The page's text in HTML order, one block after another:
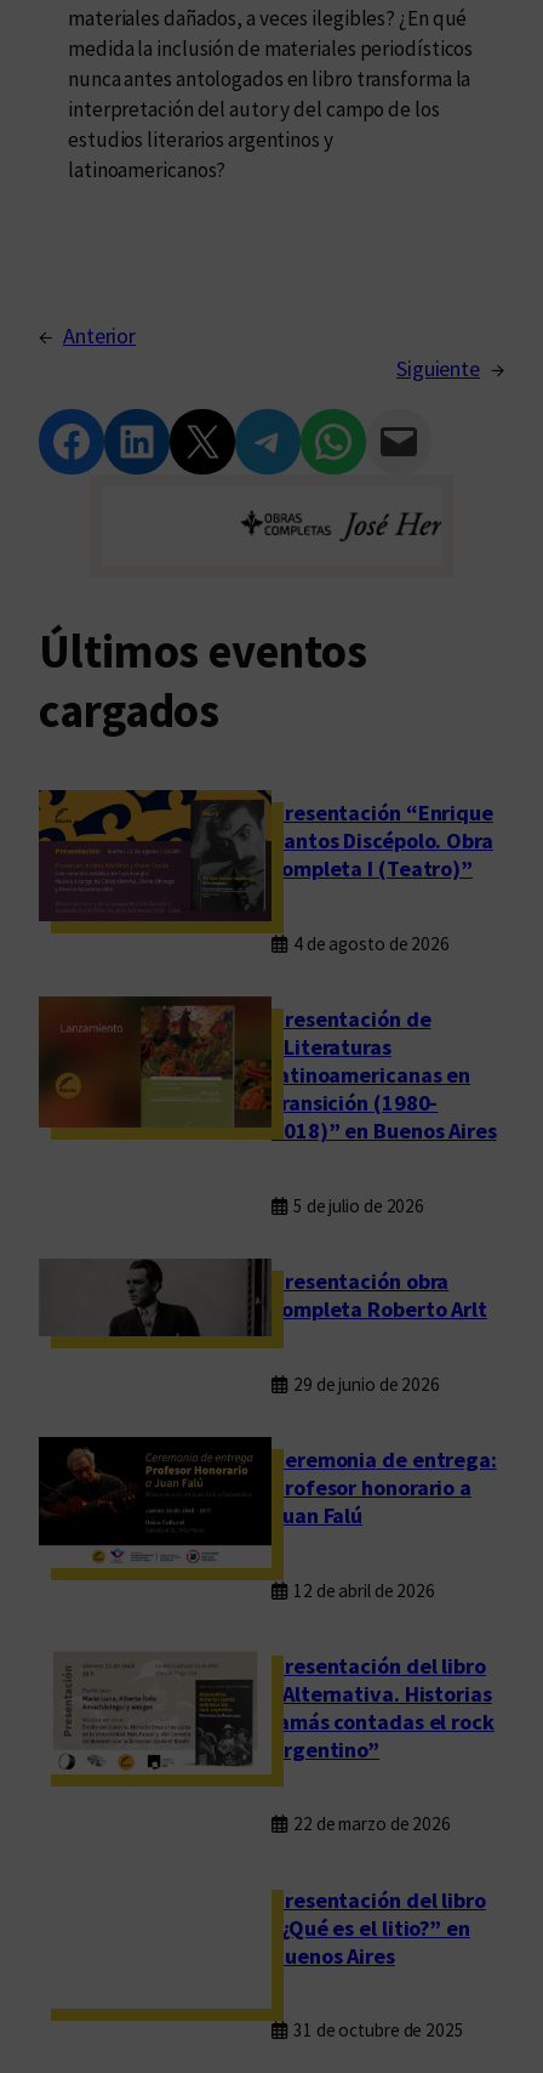
materiales dañados, a veces ilegibles? ¿En qué
medida la inclusión de materiales periodísticos
nunca antes antologados en libro transforma la
interpretación del autor y del campo de los
estudios literarios argentinos y
latinoamericanos?
← Anterior
Siguiente →
Compartir en Facebook Compartir en LinkedIn Compartir en Twitter Compartir en Telegram Compartir en WhatsApp Compartir vía Email
Últimos eventos
cargados
Presentación “Enrique
Santos Discépolo. Obra
completa I (Teatro)”
4 de agosto de 2026
Presentación de
“Literaturas
latinoamericanas en
transición (1980-
2018)” en Buenos Aires
5 de julio de 2026
Presentación obra
completa Roberto Arlt
29 de junio de 2026
Ceremonia de entrega:
Profesor honorario a
Juan Falú
12 de abril de 2026
Presentación del libro
“Alternativa. Historias
jamás contadas el rock
argentino”
22 de marzo de 2026
Presentación del libro
“¿Qué es el litio?” en
Buenos Aires
31 de octubre de 2025